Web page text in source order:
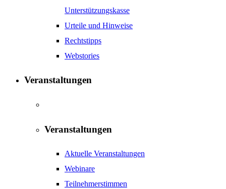
Unterstützungskasse
Urteile und Hinweise
Rechtstipps
Webstories
Veranstaltungen
Veranstaltungen
Aktuelle Veranstaltungen
Webinare
Teilnehmerstimmen